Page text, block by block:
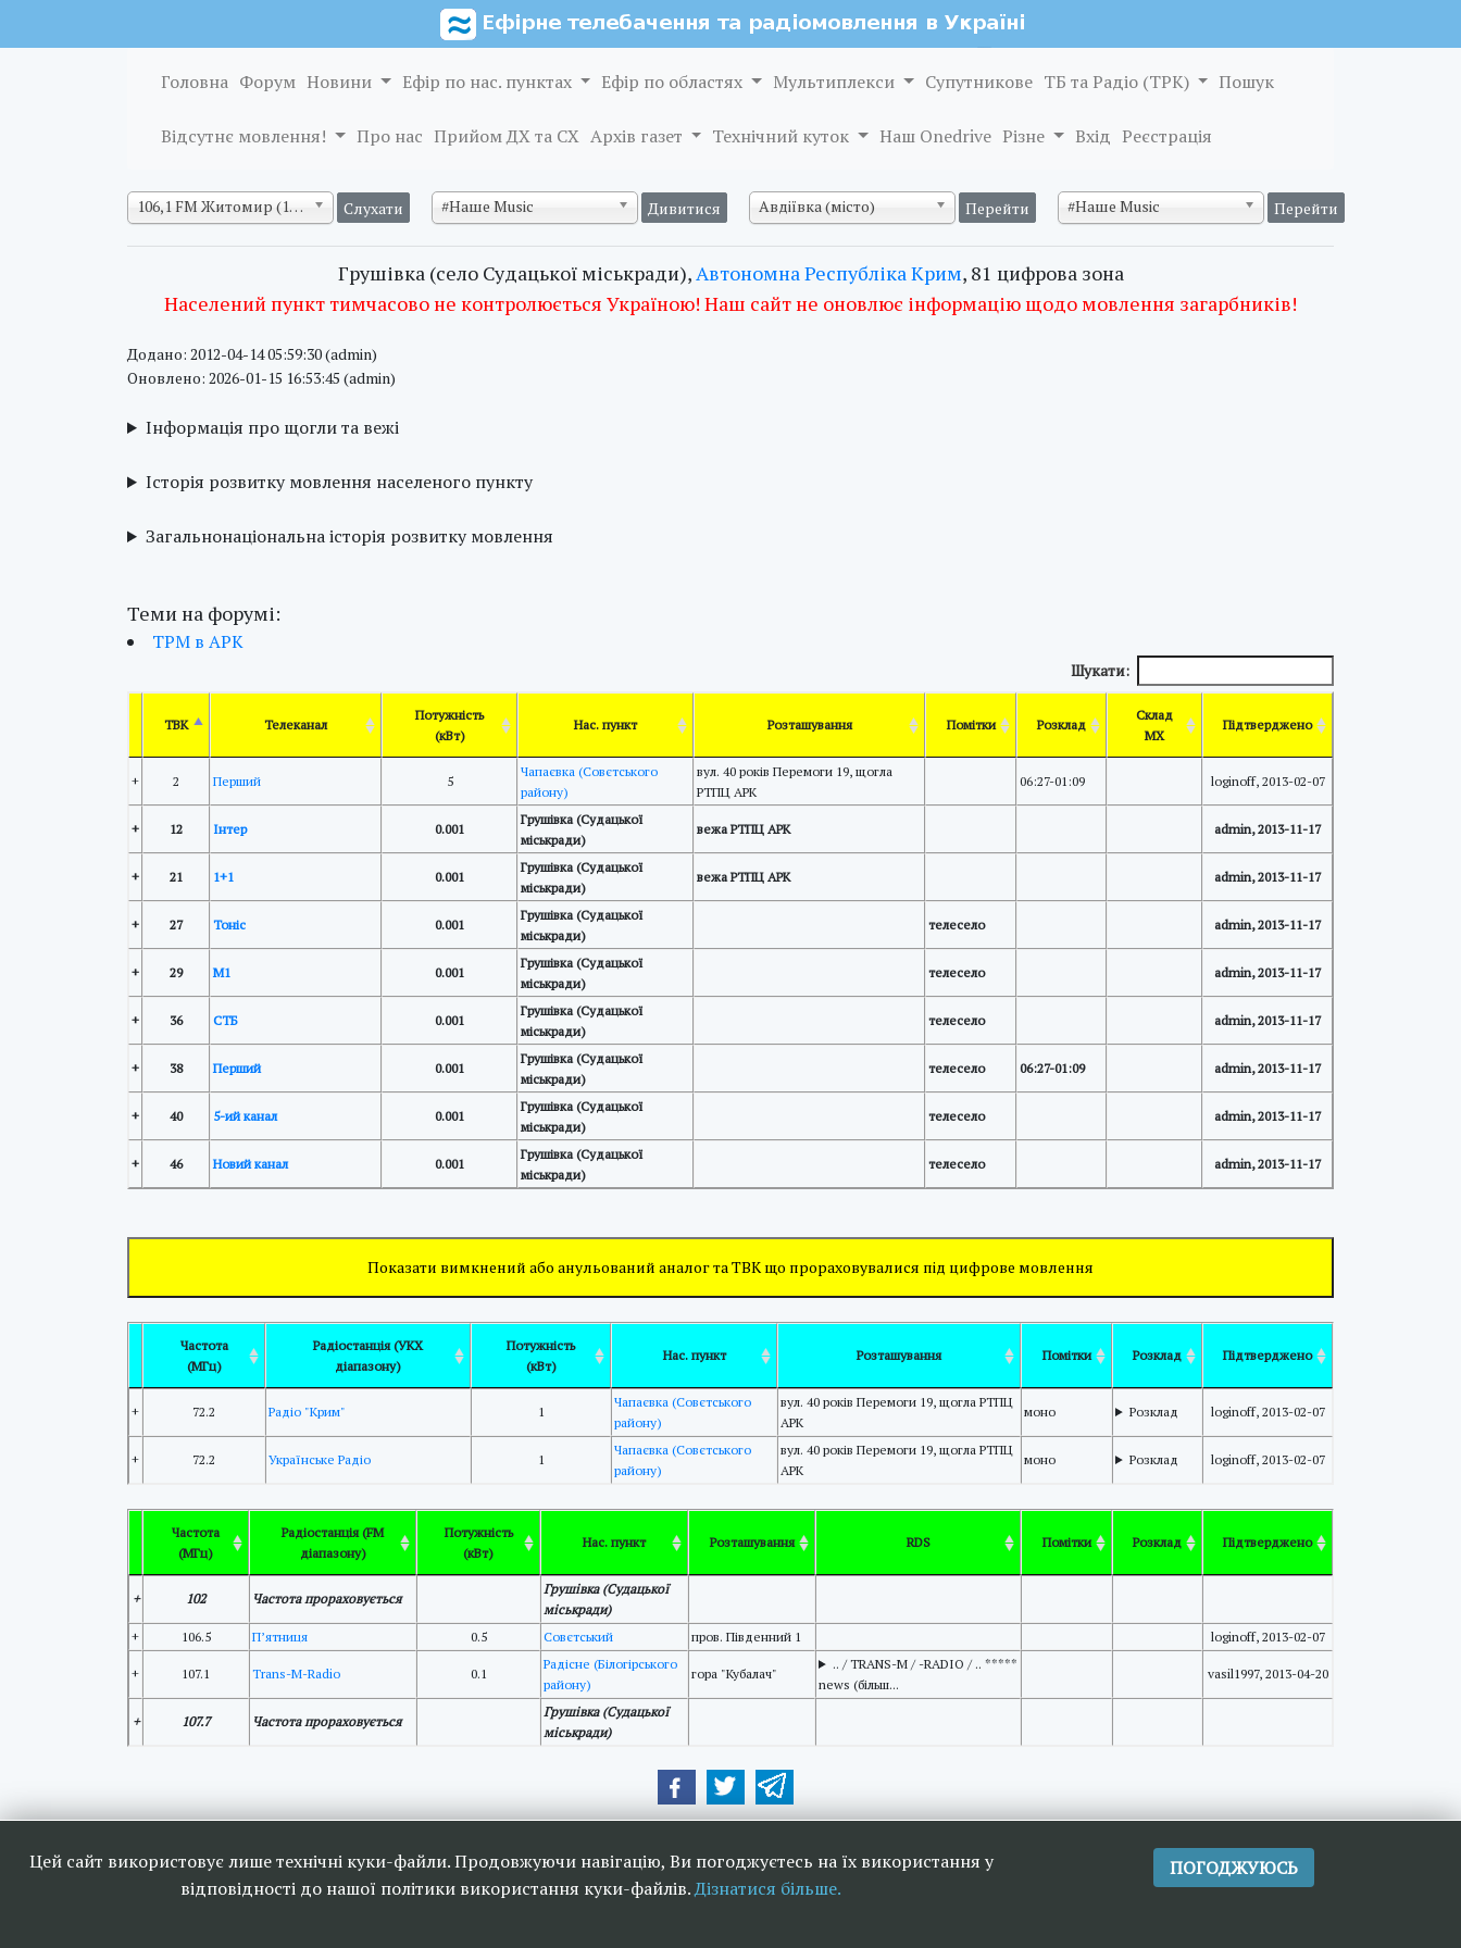
Головна Форум Новини Ефір по нас. пунктах Ефір по областях Мультиплекси Супутникове ТБ та Радіо (ТРК) Пошук
Відсутнє мовлення! Про нас Прийом ДХ та СХ Архів газет Технічний куток Наш Onedrive Різне Вхід Реєстрація
106,1 FM Житомир (128 кб/с) #Наше Music Авдіївка (місто) #Наше Music
Грушівка (село Судацької міськради),Автономна Республіка Крим, 81 цифрова зона
Населений пункт тимчасово не контролюється Україною! Наш сайт не оновлює інформацію щодо мовлення загарбників!
Додано: 2012-04-14 05:59:30 (admin)
Оновлено: 2026-01-15 16:53:45 (admin)
Інформація про щогли та вежі
Історія розвитку мовлення населеного пункту
Загальнонаціональна історія розвитку мовлення
Теми на форумі:
ТРМ в АРК
Шукати:
ТВК Телеканал
Потужність
(кВт)
Нас. пункт Розташування Помітки Розклад
Склад
МХ
Підтверджено
+ 2 Перший 5
Чапаєвка (Совєтського
району)
вул. 40 років Перемоги 19, щогла
РТПЦ АРК
06:27-01:09 loginoff, 2013-02-07
+ 12 Інтер 0.001
Грушівка (Судацької
міськради)
вежа РТПЦ АРК admin, 2013-11-17
+ 21 1+1 0.001
Грушівка (Судацької
міськради)
вежа РТПЦ АРК admin, 2013-11-17
+ 27 Тоніс 0.001
Грушівка (Судацької
міськради)
телесело admin, 2013-11-17
+ 29 М1 0.001
Грушівка (Судацької
міськради)
телесело admin, 2013-11-17
+ 36 СТБ 0.001
Грушівка (Судацької
міськради)
телесело admin, 2013-11-17
+ 38 Перший 0.001
Грушівка (Судацької
міськради)
телесело 06:27-01:09 admin, 2013-11-17
+ 40 5-ий канал 0.001
Грушівка (Судацької
міськради)
телесело admin, 2013-11-17
+ 46 Новий канал 0.001
Грушівка (Судацької
міськради)
телесело admin, 2013-11-17
Показати вимкнений або анульований аналог та ТВК що прораховувалися під цифрове мовлення
Частота
(МГц)
Радіостанція (УКХ
діапазону)
Потужність
(кВт)
Нас. пункт Розташування Помітки Розклад Підтверджено
+ 72.2 Радіо "Крим" 1
Чапаєвка (Совєтського
району)
вул. 40 років Перемоги 19, щогла РТПЦ
АРК
моно Розклад loginoff, 2013-02-07
+ 72.2 Українське Радіо 1
Чапаєвка (Совєтського
району)
вул. 40 років Перемоги 19, щогла РТПЦ
АРК
моно Розклад loginoff, 2013-02-07
Частота
(МГц)
Радіостанція (FM
діапазону)
Потужність
(кВт)
Нас. пункт Розташування RDS Помітки Розклад Підтверджено
+ 102 Частота прораховується
Грушівка (Судацької
міськради)
+
106.5 П’ятниця 0.5 Совєтський пров. Південний 1 loginoff, 2013-02-07
+ 107.1 Trans-M-Radio 0.1
Радісне (Білогірського
району)
гора "Кубалач"
.. / TRANS-M / -RADIO / .. *****
news (більш...
vasil1997, 2013-04-20
+ 107.7 Частота прораховується
Грушівка (Судацької
міськради)
Цей сайт використовує лише технічні куки-файли. Продовжуючи навігацію, Ви погоджуєтесь на їх використання у
відповідності до нашої політики використання куки-файлів.Дізнатися більше.
ПОГОДЖУЮСЬ